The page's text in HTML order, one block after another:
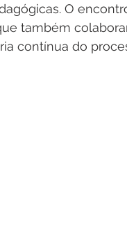
O
também
contínua do